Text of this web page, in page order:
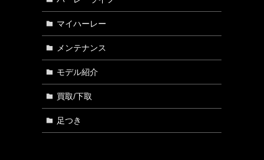
マイハーレー
メンテナンス
モデル紹介
買取/下取
足つき